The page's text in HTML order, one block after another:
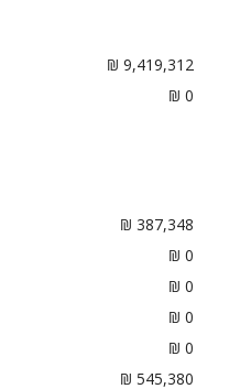
9,419,312 ₪
0 ₪
387,348 ₪
0 ₪
0 ₪
0
₪
0
₪
545,380 ₪